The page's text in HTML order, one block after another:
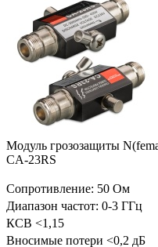
Модуль грозозащиты
CA-23RS
Сопротивление: 50 Ом
Диапазон частот: 0-3 ГГц
КСВ <1,15
Вносимые потери <0,2 дБ